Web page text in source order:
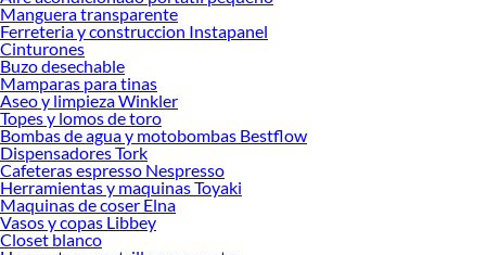
Manguera transparente
Ferreteria y construccion Instapanel
Cinturones
Buzo desechable
Mamparas para tinas
Aseo y limpieza Winkler
Topes y lomos de toro
Bombas de agua y motobombas Bestflow
Dispensadores Tork
Cafeteras espresso Nespresso
Herramientas y maquinas Toyaki
Maquinas de coser Elna
Vasos y copas Libbey
Closet blanco